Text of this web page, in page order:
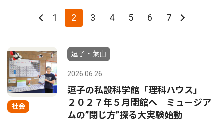
1 2 3 4 5 6 7
社会
逗子・葉山
2026.06.26
逗子の私設科学館「理科ハウス」
２０２７年５月閉館へ ミュージア
ムの”閉じ方”探る大実験始動